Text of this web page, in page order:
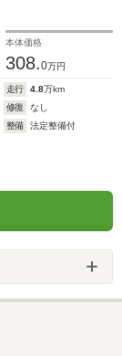
本体価格
308.0万円
走行 4.8万km
修復
なし
整備
法定整備付